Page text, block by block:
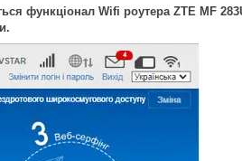
функціонал Wifi роутера ZTE MF